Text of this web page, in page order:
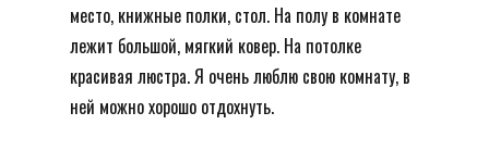
место, книжные полки, стол. На полу в комнате
лежит большой, мягкий ковер. На потолке
красивая люстра. Я очень люблю свою комнату, в
ней можно хорошо отдохнуть.